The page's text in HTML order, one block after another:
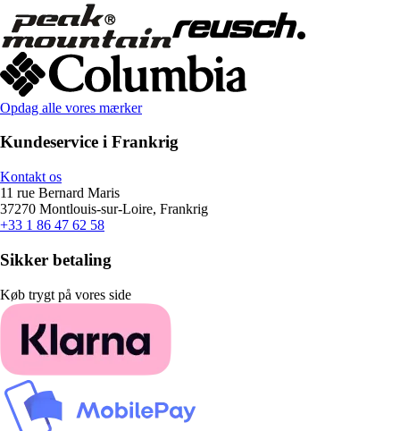
Opdag alle vores mærker
Kundeservice i Frankrig
Kontakt os
11 rue Bernard Maris
37270 Montlouis-sur-Loire, Frankrig
+33 1 86 47 62 58
Sikker betaling
Køb trygt på vores side